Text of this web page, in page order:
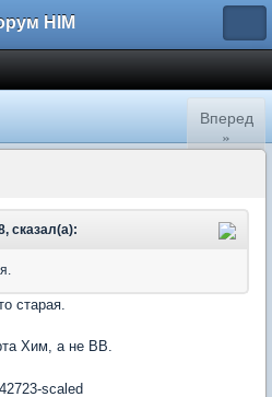
HIM
Вперед
»
сказал(а):
старая.
Хим, а не ВВ.